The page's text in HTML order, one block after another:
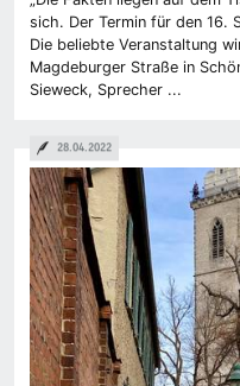
sich. Der Termin für den 16.
Die beliebte Veranstaltung
Magdeburger Straße in
Sieweck, Sprecher ...
28.04.2022